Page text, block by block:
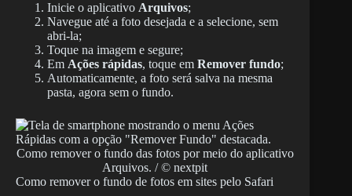
Inicie o aplicativo Arquivos;
Navegue até a foto desejada e a selecione, sem
abri-la;
Toque na imagem e segure;
Em Ações rápidas, toque em Remover fundo;
Automaticamente, a foto será salva na mesma
pasta, agora sem o fundo.
Como remover o fundo das fotos por meio do aplicativo
Arquivos. / © nextpit
Como remover o fundo de fotos em sites pelo Safari